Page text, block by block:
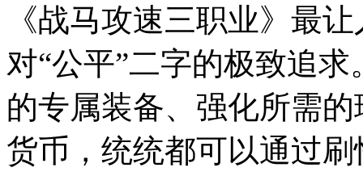
《战马攻速三职业》最
对“公平”二字的极致追
的专属装备、强化所需
货币，统统都可以通过